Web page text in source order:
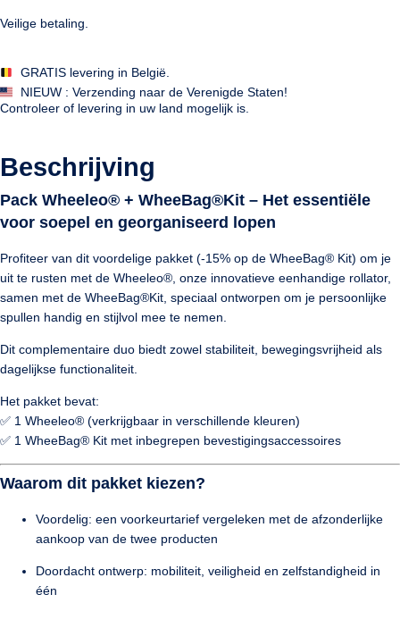
Veilige betaling.
GRATIS levering in België.
NIEUW : Verzending naar de Verenigde Staten!
Controleer of levering in uw land mogelijk is.
Beschrijving
Pack Wheeleo® + WheeBag®Kit – Het essentiële
voor soepel en georganiseerd lopen
Profiteer van dit voordelige pakket (-15% op de WheeBag® Kit) om je
uit te rusten met de Wheeleo®, onze innovatieve eenhandige rollator,
samen met de WheeBag®Kit , speciaal ontworpen om je persoonlijke
spullen handig en stijlvol mee te nemen.
Dit complementaire duo biedt zowel stabiliteit bewegingsvrijheid als
dagelijkse functionaliteit
Het pakket bevat:
✅ 1 Wheeleo® (verkrijgbaar in verschillende kleuren)
✅ 1 WheeBag® Kit met inbegrepen bevestigingsaccessoires
Waarom dit pakket kiezen?
Voordelig: een voorkeurtarief vergeleken met de afzonderlijke
aankoop van de twee producten
Doordacht ontwerp: mobiliteit, veiligheid en zelfstandigheid in
één